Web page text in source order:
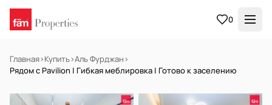
0
Главная›Купить›Аль Фурджан›
Рядом с Pavilion | Гибкая меблировка | Готово к заселению
В АРЕНДУ